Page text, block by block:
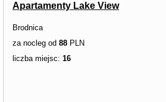
Apartamenty Lake View
Brodnica
za nocleg od 88 PLN
liczba miejsc: 16